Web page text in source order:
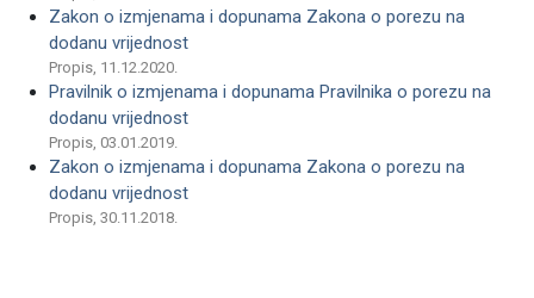
Zakon o izmjenama i dopunama Zakona o porezu na
dodanu vrijednost
Propis, 11.12.2020.
Pravilnik o izmjenama i dopunama Pravilnika o porezu na
dodanu vrijednost
Propis, 03.01.2019.
Zakon o izmjenama i dopunama Zakona o porezu na
dodanu vrijednost
Propis, 30.11.2018.